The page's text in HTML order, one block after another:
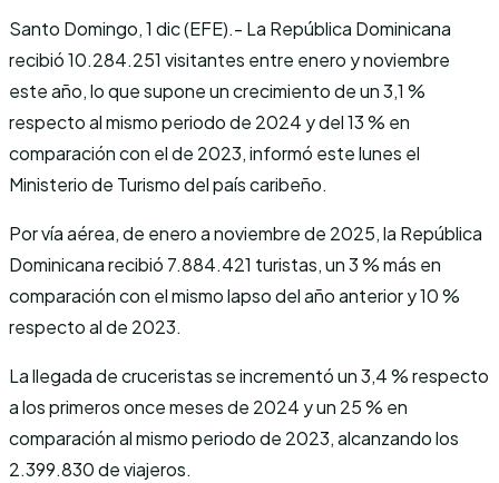
Santo Domingo, 1 dic (EFE).- La República Dominicana
recibió 10.284.251 visitantes entre enero y noviembre
este año, lo que supone un crecimiento de un 3,1 %
respecto al mismo periodo de 2024 y del 13 % en
comparación con el de 2023, informó este lunes el
Ministerio de Turismo del país caribeño.
Por vía aérea, de enero a noviembre de 2025, la República
Dominicana recibió 7.884.421 turistas, un 3 % más en
comparación con el mismo lapso del año anterior y 10 %
respecto al de 2023.
La llegada de cruceristas se incrementó un 3,4 % respecto
a los primeros once meses de 2024 y un 25 % en
comparación al mismo periodo de 2023, alcanzando los
2.399.830 de viajeros.